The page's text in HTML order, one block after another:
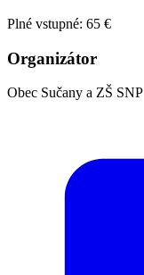
Plné vstupné: 65 €
Organizátor
Obec Sučany a ZŠ SNP